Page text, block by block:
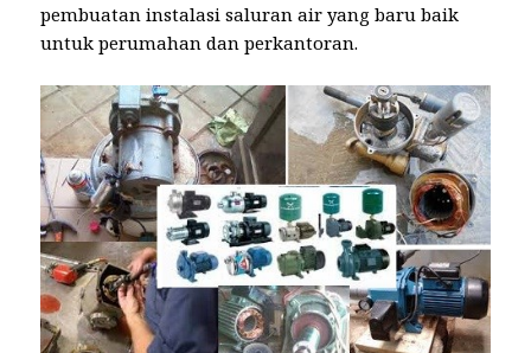
pembuatan instalasi saluran air yang baru baik
untuk perumahan dan perkantoran.